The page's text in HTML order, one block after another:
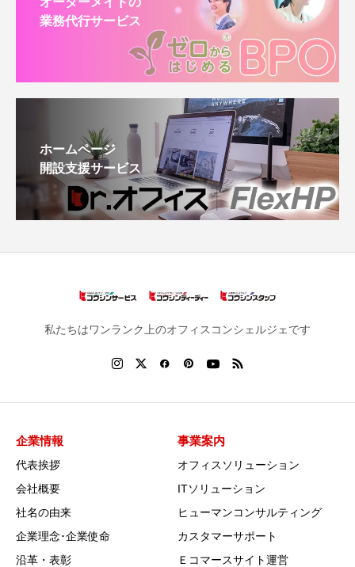
業務代行サービス
ホームページ
開設支援サービス
私たちはワンランク上のオフィスコンシェルジェです
企業情報
代表挨拶
会社概要
社名の由来
企業理念･企業使命
沿革・表彰
事業案内
オフィスソリューション
ITソリューション
ヒューマンコンサルティング
カスタマーサポート
Ｅコマースサイト運営